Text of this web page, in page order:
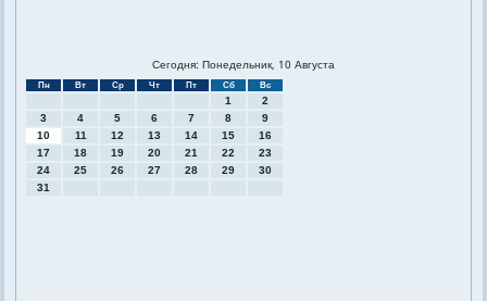
Сегодня: Понедельник, 10 Августа
Пн Вт Ср Чт Пт Сб Вс
1
2
3
4 5 6 7 8
9
10
11 12 13 14 15
16
17
18 19 20 21 22
23
24
25 26 27 28 29
30
31